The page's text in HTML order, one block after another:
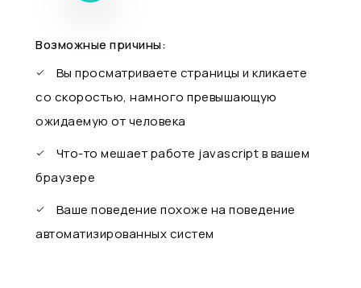
Возможные причины:
Вы просматриваете страницы и кликаете
со скоростью, намного превышающую
ожидаемую от человека
Что-то мешает работе javascript в вашем
браузере
Ваше поведение похоже на поведение
автоматизированных систем